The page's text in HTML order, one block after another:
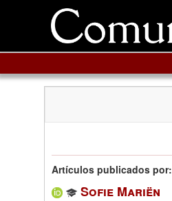
Artículos publicados por:
Sofie Mariën